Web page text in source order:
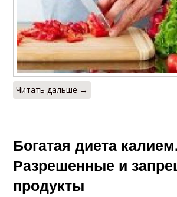
Читать дальше →
Богатая диета
Разрешенные и
продукты